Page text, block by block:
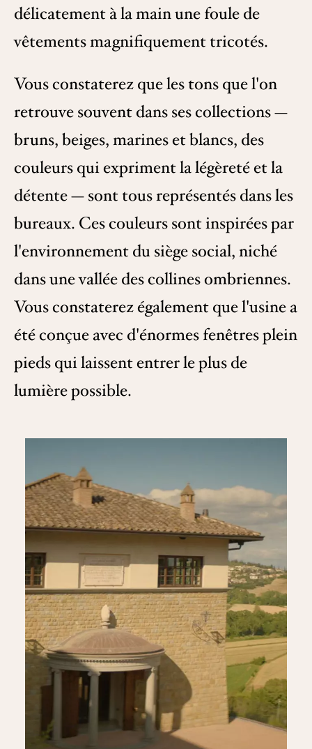
délicatement à la main une foule de
vêtements magnifiquement tricotés.
Vous constaterez que les tons que l'on
retrouve souvent dans ses collections —
bruns, beiges, marines et blancs, des
couleurs qui expriment la légèreté et la
détente — sont tous représentés dans les
bureaux. Ces couleurs sont inspirées par
l'environnement du siège social, niché
dans une vallée des collines ombriennes.
Vous constaterez également que l'usine a
été conçue avec d'énormes fenêtres plein
pieds qui laissent entrer le plus de
lumière possible.